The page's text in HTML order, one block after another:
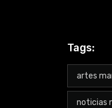
Tags:
artes
noticias